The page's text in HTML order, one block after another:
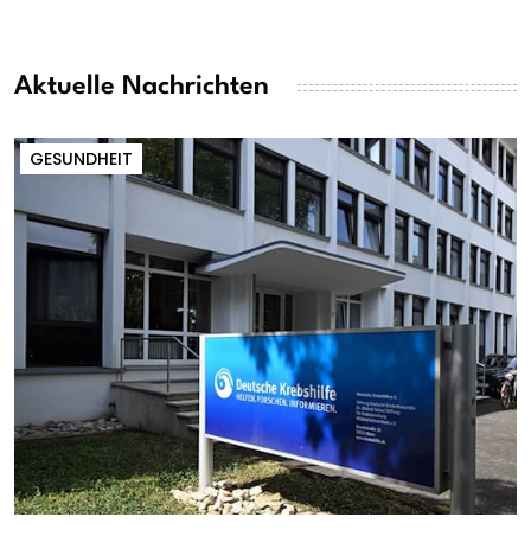
Aktuelle Nachrichten
GESUNDHEIT